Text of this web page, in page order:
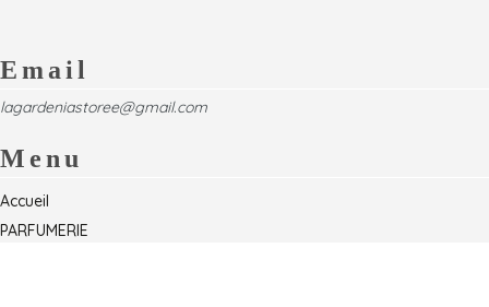
Email
lagardeniastoree@gmail.com
Menu
Accueil
PARFUMERIE